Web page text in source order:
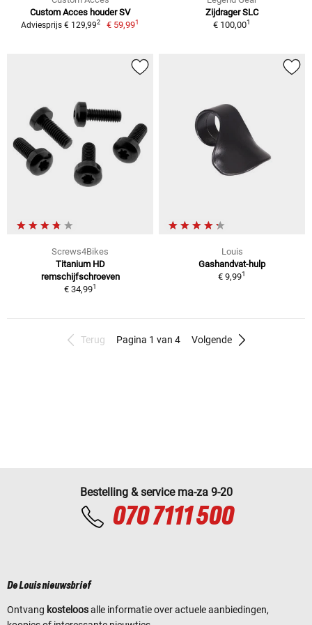
Custom Acces houder SV
Adviesprijs € 129,992 € 59,991
Zijdrager SLC
€ 100,001
Screws4Bikes
Titanium HD
remschijfschroeven
€ 34,991
Louis
Gashandvat-hulp
€ 9,991
Terug Pagina 1 van 4 Volgende
Bestelling & service ma-za 9-20
070 7111 500
De Louis nieuwsbrief
Ontvang kosteloosalle informatie over actuele aanbiedingen,